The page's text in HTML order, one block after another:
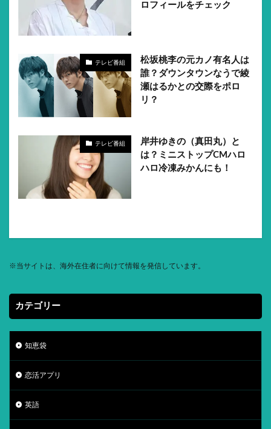
ロフィールをチェック
テレビ番組
松坂桃李の元カノ有名人は
誰？ダウンタウンなうで綾
瀬はるかとの交際をポロ
リ？
テレビ番組
岸井ゆきの（真田丸）と
は？ミニストップCMハロ
ハロ冷凍みかんにも！
※当サイトは、海外在住者に向けて情報を発信しています。
カテゴリー
知恵袋
恋活アプリ
英語